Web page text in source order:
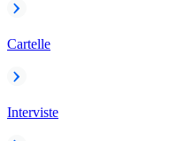
Cartelle
Interviste